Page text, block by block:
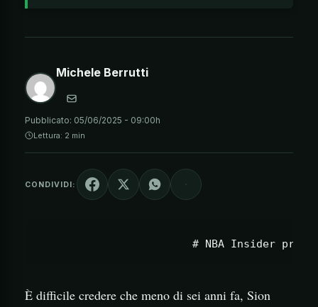
Michele Berrutti
Pubblicato: 05/06/2025 - 09:00h
Lettura: 2 min
CONDIVIDI:
È difficile credere che meno di sei anni fa, Sion